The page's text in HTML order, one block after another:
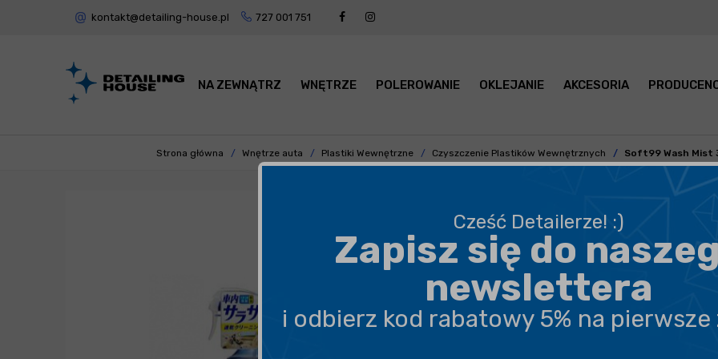
kontakt@detailing-house.pl 727 001 751
NA ZEWNĄTRZ WNĘTRZE POLEROWANIE OKLEJANIE AKCESORIA
Strona główna Wnętrze auta Plastiki Wewnętrzne Czyszczenie Plastików Wewnętrznych Soft99 Wash Mist
BEZPIECZNA WYSYŁKA
DARMOWA DOSTAWA OD 199,90 ZŁ
PROFESJONALNE DORADZTWO
Cześć Detailerze! :)
Zapisz się do
newslettera
i odbierz kod rabatowy 5% na pierwsze